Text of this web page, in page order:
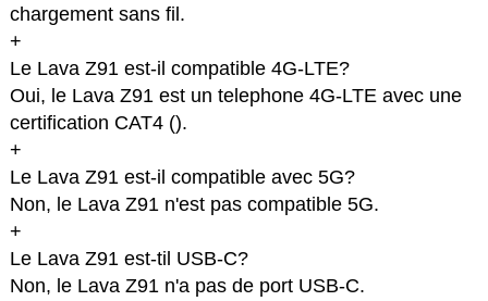
chargement sans fil.
+
Le Lava Z91 est-il compatible 4G-LTE?
Oui, le Lava Z91 est un telephone 4G-LTE avec une
certification CAT4 ().
+
Le Lava Z91 est-il compatible avec 5G?
Non, le Lava Z91 n'est pas compatible 5G.
+
Le Lava Z91 est-til USB-C?
Non, le Lava Z91 n'a pas de port USB-C.